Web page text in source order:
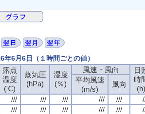
6月6日（１時間ごとの値）
露点
温度
(℃)
蒸気圧
(hPa)
湿度
(％)
風速・風向
日
時
(h)
平均風速
(m/s)
風向
/// /// /// /// ///
/// /// /// /// ///
露点
温度
(℃)
蒸気圧
(hPa)
湿度
(％)
風速・風向
日
時
(h)
平均風速
(m/s)
風向
/// /// /// /// ///
/// /// /// /// ///
露点
温度
(℃)
蒸気圧
(hPa)
湿度
(％)
風速・風向
日
時
(h)
平均風速
(m/s)
風向
/// /// /// /// ///
/// /// /// /// ///
露点
温度
(℃)
蒸気圧
(hPa)
湿度
(％)
風速・風向
日
時
(h)
平均風速
(m/s)
風向
/// /// /// /// ///
/// /// /// /// ///